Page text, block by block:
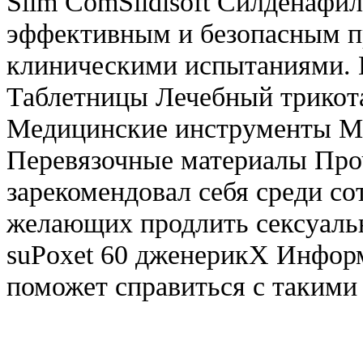
эффективным и безопасным
клиническими испытаниями.
Таблетницы Лечебный
Медицинские инструменты
Перевязочные материалы
зарекомендовал себя среди
желающих продлить
suPoxet 60 дженерикX
поможет справиться с